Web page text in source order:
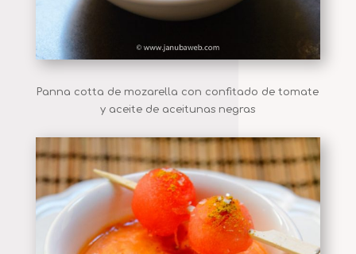
Panna cotta de mozarella con confitado de tomate
y aceite de aceitunas negras